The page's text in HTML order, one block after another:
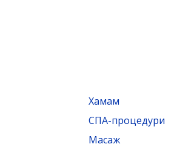
Хамам
СПА-процедури
Масаж